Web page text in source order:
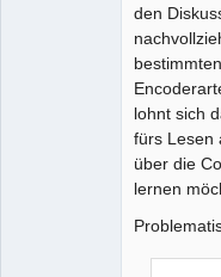
den
lohnt sich
fürs Lesen
über die
lernen